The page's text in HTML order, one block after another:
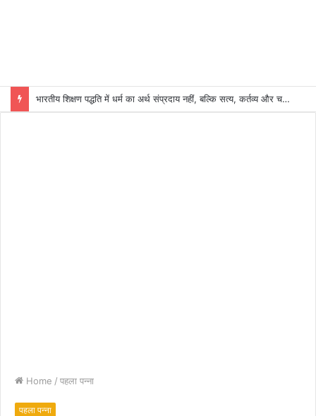
भारतीय शिक्षण पद्धति में धर्म का अर्थ संप्रदाय नहीं, बल्कि सत्य, कर्तव्य और चरित्र निर्माण है: विजय प्रकाश
Home / पहला पन्ना
पहला पन्ना